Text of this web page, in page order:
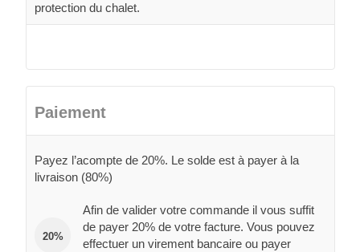
protection du chalet.
Paiement
Payez l’acompte de 20%. Le solde est à payer à la
livraison (80%)
20%
Afin de valider votre commande il vous suffit
de payer 20% de votre facture. Vous pouvez
effectuer un virement bancaire ou payer